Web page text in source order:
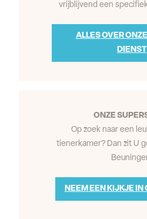
vrijblijvend een
ALLES OVER
DIENST
ONZE
Op zoek naar een
tienerkamer? Dan zit U
NEEM EEN KIJKJE IN